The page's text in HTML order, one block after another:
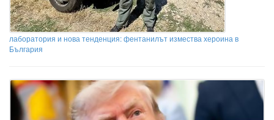
лаборатория и нова тенденция: фентанилът измества хероина в
България